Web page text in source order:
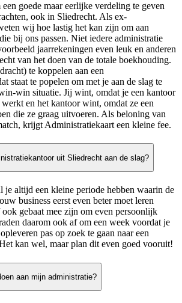
goede maar eerlijke verdeling te geven
ook in Sliedrecht. Als ex-
wij hoe lastig het kan zijn om aan
bij ons passen. Niet iedere administratie
jaarrekeningen even leuk en anderen
van het doen van de totale boekhouding.
te koppelen aan een
staat te popelen om met je aan de slag te
win situatie. Jij wint, omdat je een kantoor
en het kantoor wint, omdat ze een
die ze graag uitvoeren. Als beloning van
krijgt Administratiekaart een kleine fee.
uit Sliedrecht aan de slag?
je altijd een kleine periode hebben waarin de
business eerst even beter moet leren
gebaat mee zijn om even persoonlijk
daarom ook af om een week voordat je
pas op zoek te gaan naar een
kan wel, maar plan dit even goed vooruit!
aan mijn administratie?